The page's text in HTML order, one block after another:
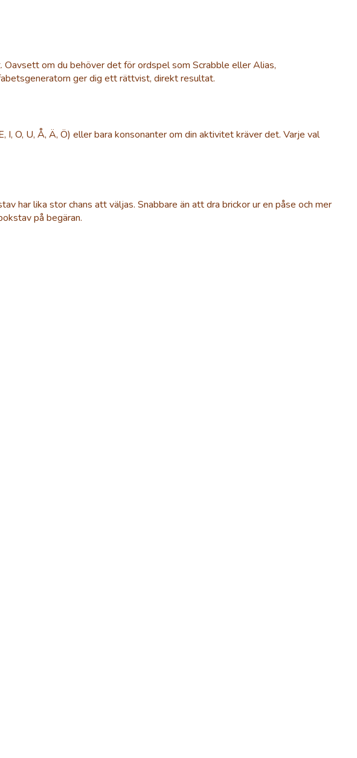
om du behöver det för ordspel som Scrabble eller Alias,
ger dig ett rättvist, direkt resultat.
O, U, Å, Ä, Ö) eller bara konsonanter om din aktivitet kräver det. Varje val
har lika stor chans att väljas. Snabbare än att dra brickor ur en påse och mer
på begäran.